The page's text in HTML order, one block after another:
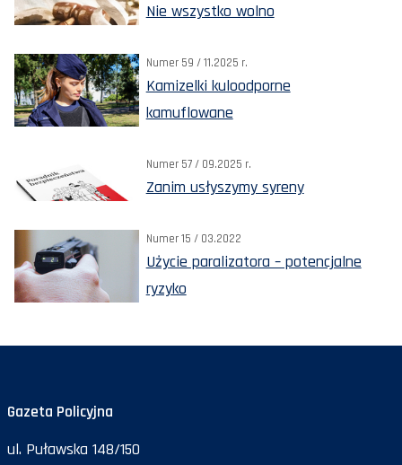
Nie wszystko wolno
Numer 59 / 11.2025 r.
Kamizelki kuloodporne
kamuflowane
Numer 57 / 09.2025 r.
Zanim usłyszymy syreny
Numer 15 / 03.2022
Użycie paralizatora – potencjalne
ryzyko
Gazeta Policyjna
ul. Puławska 148/150